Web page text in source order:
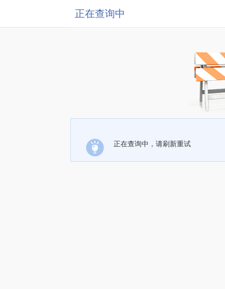
正在查询中
正在查询中，请刷新重试